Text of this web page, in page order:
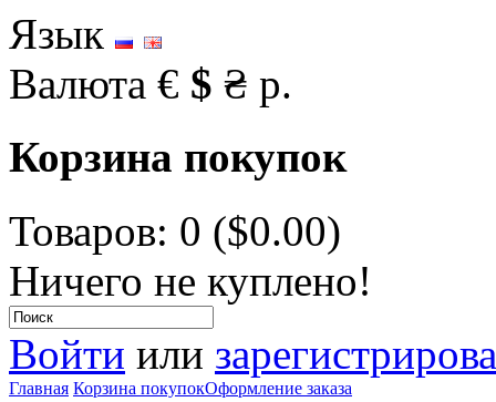
Язык
Валюта € $ ₴ р.
Корзина покупок
Товаров: 0 ($0.00)
Ничего не куплено!
Войти или
Главная Корзина покупокОформление заказа